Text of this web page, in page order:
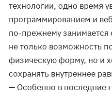
технологии, одно время
программированием и
по-прежнему занимается
не только возможность
физическую форму, но и
сохранять внутреннее
— Особенно в последние